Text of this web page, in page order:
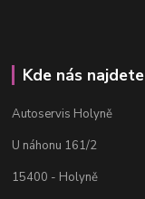
Kde nás najdete
Autoservis Holyně
U náhonu 161/2
15400 - Holyně